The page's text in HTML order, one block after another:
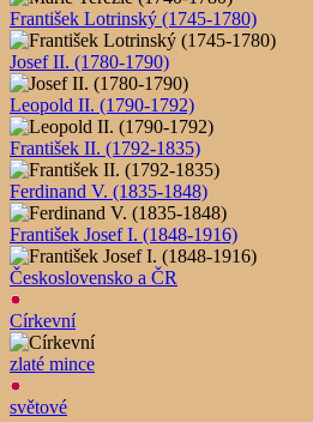
František Lotrinský (1745-1780)
Josef II. (1780-1790)
Leopold II. (1790-1792)
František II. (1792-1835)
Ferdinand V. (1835-1848)
František Josef I. (1848-1916)
Československo a ČR
Církevní
zlaté mince
světové